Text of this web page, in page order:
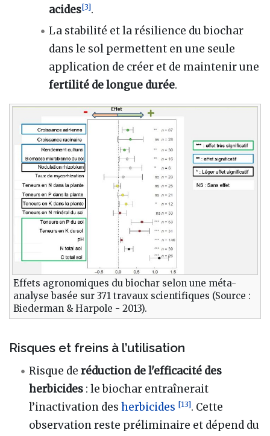
acides[3].
La stabilité et la résilience du biochar
dans le sol permettent en une seule
application de créer et de maintenir une
fertilité de longue durée.
Effets agronomiques du biochar selon une méta-
analyse basée sur 371 travaux scientifiques (Source :
Biederman & Harpole - 2013).
Risques et freins à l’utilisation
Risque deréduction de l'efficacité des
herbicides : le biochar entraînerait
l’inactivation desherbicides [13]. Cette
observation reste préliminaire et dépend du